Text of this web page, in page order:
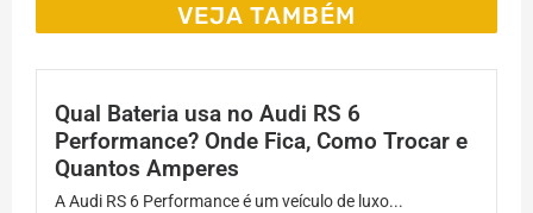
VEJA TAMBÉM
Qual Bateria usa no Audi RS 6
Performance? Onde Fica, Como Trocar e
Quantos Amperes
A Audi RS 6 Performance é um veículo de luxo...